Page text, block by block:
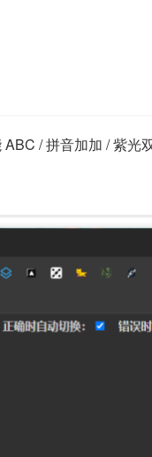
/ 拼音加加 / 紫光